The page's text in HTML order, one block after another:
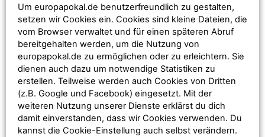
Zuschauerschnitt 2.875 (Saison 14/15)
Gästeblock Südtribüne (kurvenform): 3.932 Plätze
Um europapokal.de benutzerfreundlich zu gestalten,
setzen wir Cookies ein. Cookies sind kleine Dateien, die
vom Browser verwaltet und für einen späteren Abruf
bereitgehalten werden, um die Nutzung von
europapokal.de zu ermöglichen oder zu erleichtern. Sie
dienen auch dazu um notwendige Statistiken zu
erstellen. Teilweise werden auch Cookies von Dritten
(z.B. Google und Facebook) eingesetzt. Mit der
weiteren Nutzung unserer Dienste erklärst du dich
damit einverstanden, dass wir Cookies verwenden. Du
kannst die Cookie-Einstellung auch selbst verändern.